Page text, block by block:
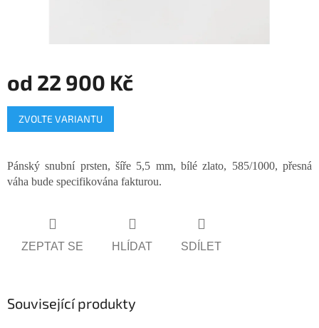
od 22 900 Kč
Měrná
cena:
ZVOLTE VARIANTU
Pánský snubní prsten, šíře 5,5 mm, bílé zlato, 585/1000, přesná
váha bude specifikována fakturou.
ZEPTAT SE HLÍDAT SDÍLET
Související produkty